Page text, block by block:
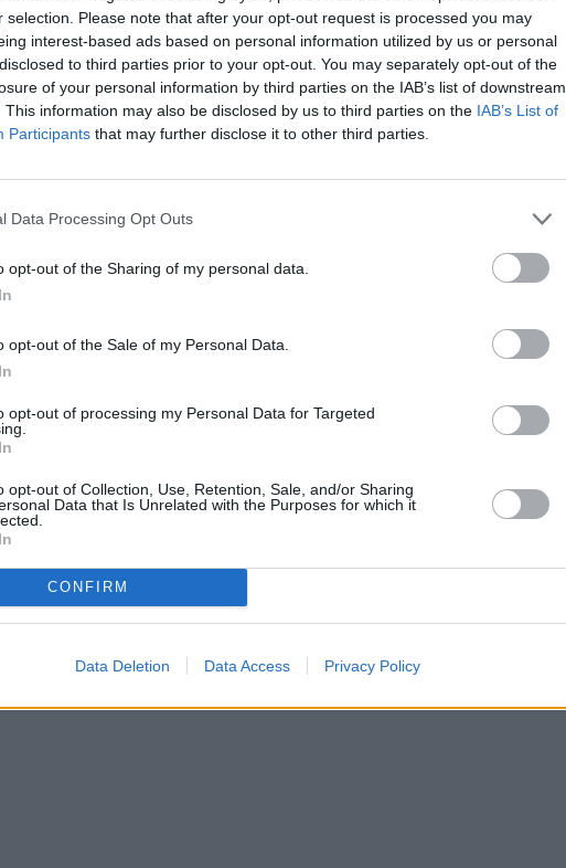
selection. Please note that after your opt-out request is processed you may
interest-based ads based on personal information utilized by us or personal
to third parties prior to your opt-out. You may separately opt-out of the
of your personal information by third parties on the IAB’s list of downstream
This information may also be disclosed by us to third parties on the IAB’s List of
Participants that may further disclose it to other third parties.
Data Processing Opt Outs
opt-out of the Sharing of my personal data.
opt-out of the Sale of my Personal Data.
opt-out of processing my Personal Data for Targeted
opt-out of Collection, Use, Retention, Sale, and/or Sharing
Data that Is Unrelated with the Purposes for which it
CONFIRM
Data Deletion Data Access Privacy Policy
ανησυχίες, εξακολουθούν να υπάρχουν πολύ
το Ηνωμένο Βασίλειο, για παράδειγμα, με πολύ
στον Φθινοπωρινό Προϋπολογισμό»,
18 Σεπτεμβρίου, αλλά αναμένεται να διατηρήσει
κεντρικής τράπεζας στις 6 Νοεμβρίου, ειδικά
παρουσίαση του προϋπολογισμού.
τον Νοέμβριο, αν και η επιθετική απόφαση
ο Carsten Brzeski, αναλυτής της ING.